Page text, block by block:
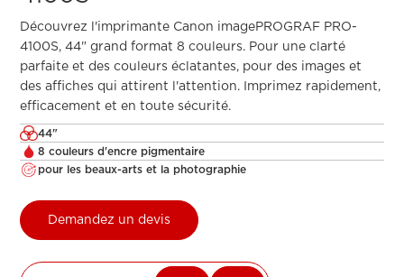
Découvrez l'imprimante Canon imagePROGRAF PRO-
4100S, 44" grand format 8 couleurs. Pour une clarté
parfaite et des couleurs éclatantes, pour des images et
des affiches qui attirent l'attention. Imprimez rapidement,
efficacement et en toute sécurité.
44"
8 couleurs d'encre pigmentaire
pour les beaux-arts et la photographie
Demandez un devis